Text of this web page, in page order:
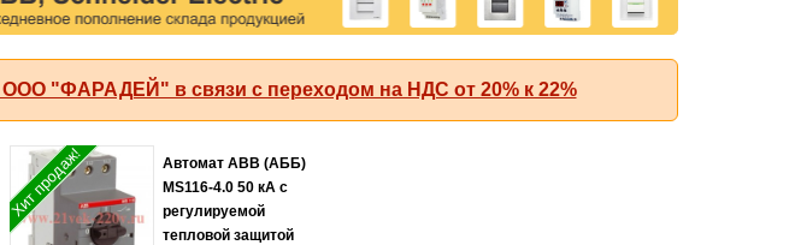
ООО "ФАРАДЕЙ" в связи с переходом на НДС от 20% к 22%
Хит продаж!
Автомат ABB (АББ)
MS116-4.0 50 кА с
регулируемой
тепловой защитой